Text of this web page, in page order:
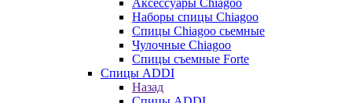
Наборы спицы Chiagoo
Спицы Chiagoo сьемные
Чулочные Chiagoo
Спицы съемные Forte
Спицы ADDI
Назад